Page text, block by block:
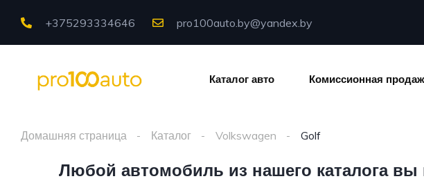
+375293334646 pro100auto.by@yandex.by
Каталог авто Комиссионная
Домашняя страница Каталог Volkswagen Golf
Любой автомобиль из нашего каталога вы